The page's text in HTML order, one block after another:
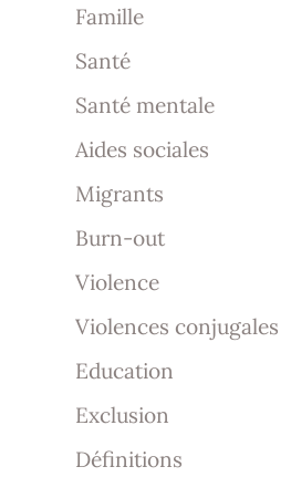
Famille
Santé
Santé mentale
Aides sociales
Migrants
Burn-out
Violence
Violences conjugales
Education
Exclusion
Définitions